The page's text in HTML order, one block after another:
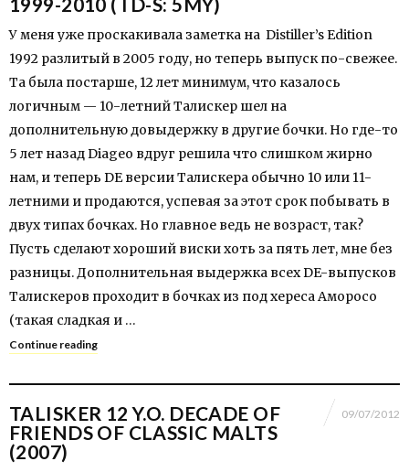
У меня уже проскакивала заметка на Distiller’s Edition
1992 разлитый в 2005 году, но теперь выпуск по-свежее.
Та была постарше, 12 лет минимум, что казалось
логичным — 10-летний Талискер шел на
дополнительную довыдержку в другие бочки. Но где-то
5 лет назад Diageo вдруг решила что слишком жирно
нам, и теперь DE версии Талискера обычно 10 или 11-
летними и продаются, успевая за этот срок побывать в
двух типах бочках. Но главное ведь не возраст, так?
Пусть сделают хороший виски хоть за пять лет, мне без
разницы. Дополнительная выдержка всех DE-выпусков
Талискеров проходит в бочках из под хереса Аморосо
(такая сладкая и …
Continue reading
TALISKER 12 Y.O. DECADE OF
FRIENDS OF CLASSIC MALTS
(2007)
09/07/2012